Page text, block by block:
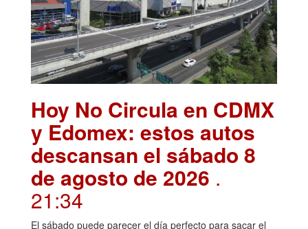
Hoy No Circula en CDMX
y Edomex: estos autos
descansan el sábado 8
de agosto de 2026 .
21:34
El sábado puede parecer el día perfecto para sacar el